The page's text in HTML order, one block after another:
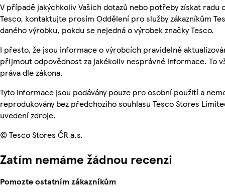
V případě jakýchkoliv Vašich dotazů nebo potřeby získat radu
Tesco, kontaktujte prosím Oddělení pro služby zákazníkům
daného výrobku, pokdu se nejedná o výrobek značky Tesco.
I přesto, že jsou informace o výrobcích pravidelně
přijmout odpovědnost za jakékoliv nesprávné informace. To
práva dle zákona.
Tyto informace jsou podávány pouze pro osobní použití a
reprodukovány bez předchozího souhlasu Tesco Stores
uvedení zdroje.
© Tesco Stores ČR a.s.
Zatím nemáme žádnou recenzi
Pomozte ostatním zákazníkům